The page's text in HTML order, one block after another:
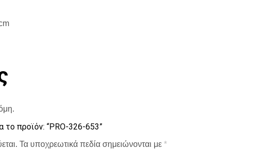
το προϊόν: “PRO-326-653”
Τα υποχρεωτικά πεδία σημειώνονται με *